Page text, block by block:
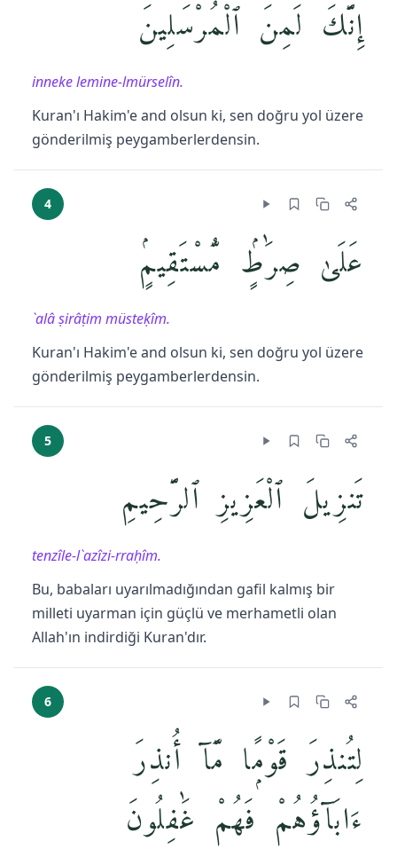
إِنَّكَ لَمِنَ ٱلْمُرْسَلِينَ
inneke lemine-lmürselîn.
Kuran'ı Hakim'e and olsun ki, sen doğru yol üzere
gönderilmiş peygamberlerdensin.
4
عَلَىٰ صِرَٰطٍۢ مُّسْتَقِيمٍۢ
`alâ ṣirâṭim müsteḳîm.
Kuran'ı Hakim'e and olsun ki, sen doğru yol üzere
gönderilmiş peygamberlerdensin.
5
تَنزِيلَ ٱلْعَزِيزِ ٱلرَّحِيمِ
tenzîle-l`azîzi-rraḥîm.
Bu, babaları uyarılmadığından gafil kalmış bir
milleti uyarman için güçlü ve merhametli olan
Allah'ın indirdiği Kuran'dır.
6
لِتُنذِرَ قَوْمًۭا مَّآ أُنذِرَ
ءَابَآؤُهُمْ فَهُمْ غَٰفِلُونَ